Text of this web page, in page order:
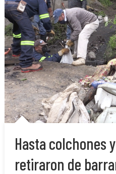
Hasta colchones
retiraron de